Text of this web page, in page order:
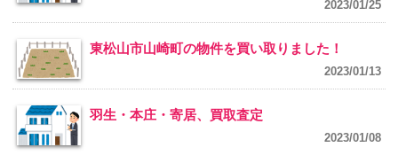
2023/01/25
東松山市山崎町の物件を買い取りました！
2023/01/13
羽生・本庄・寄居、買取査定
2023/01/08